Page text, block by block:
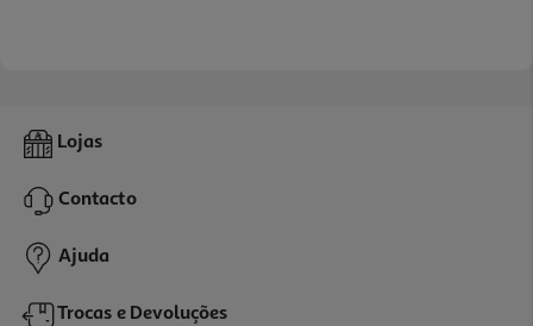
Lojas
Contacto
Ajuda
Trocas e Devoluções